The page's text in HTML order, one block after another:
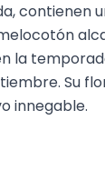
contienen
la
Su
innegable.